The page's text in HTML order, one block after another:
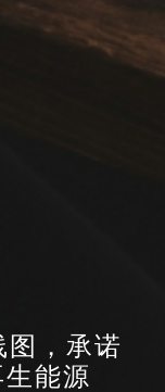
图，承诺
能源